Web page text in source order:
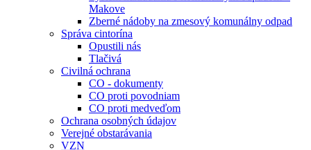
Makove
Zberné nádoby na zmesový komunálny odpad
Správa cintorína
Opustili nás
Tlačivá
Civilná ochrana
CO - dokumenty
CO proti povodniam
CO proti medveďom
Ochrana osobných údajov
Verejné obstarávania
VZN